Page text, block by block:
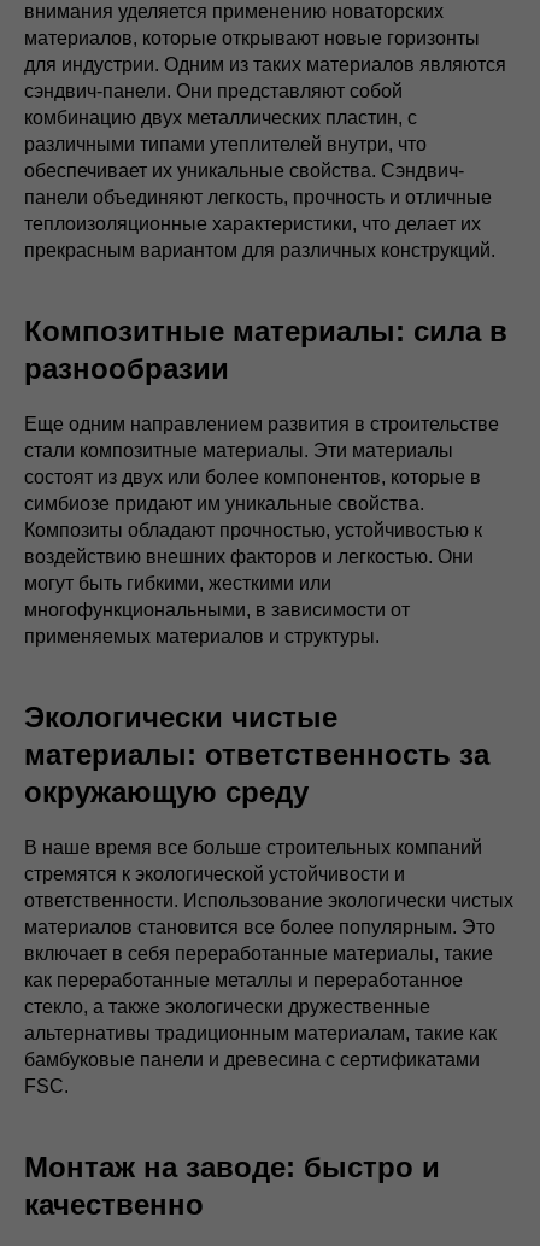
внимания уделяется применению новаторских
материалов, которые открывают новые горизонты
для индустрии. Одним из таких материалов являются
сэндвич-панели. Они представляют собой
комбинацию двух металлических пластин, с
различными типами утеплителей внутри, что
обеспечивает их уникальные свойства. Сэндвич-
панели объединяют легкость, прочность и отличные
теплоизоляционные характеристики, что делает их
прекрасным вариантом для различных конструкций.
Композитные материалы: сила в
разнообразии
Еще одним направлением развития в строительстве
стали композитные материалы. Эти материалы
состоят из двух или более компонентов, которые в
симбиозе придают им уникальные свойства.
Композиты обладают прочностью, устойчивостью к
воздействию внешних факторов и легкостью. Они
могут быть гибкими, жесткими или
многофункциональными, в зависимости от
применяемых материалов и структуры.
Экологически чистые
материалы: ответственность за
окружающую среду
В наше время все больше строительных компаний
стремятся к экологической устойчивости и
ответственности. Использование экологически чистых
материалов становится все более популярным. Это
включает в себя переработанные материалы, такие
как переработанные металлы и переработанное
стекло, а также экологически дружественные
альтернативы традиционным материалам, такие как
бамбуковые панели и древесина с сертификатами
FSC.
Монтаж на заводе: быстро и
качественно